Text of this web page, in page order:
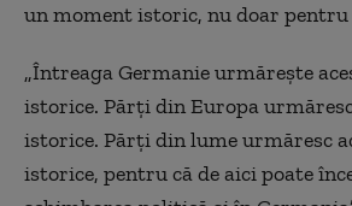
un moment istoric, nu doar pentru
„Întreaga Germanie urmărește
istorice. Părți din Europa
istorice. Părți din lume urmăresc
istorice, pentru că de aici poate